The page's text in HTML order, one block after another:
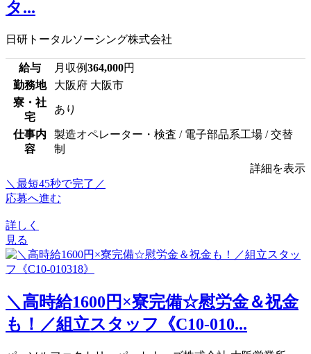
タ...
日研トータルソーシング株式会社
給与 月収例364,000円
勤務地
大阪府 大阪市
寮・社
宅
あり
仕事内
容
製造オペレーター・検査 / 電子部品系工場 / 交替
制
詳細を表示
＼最短45秒で完了／
応募へ進む
詳しく
見る
＼高時給1600円×寮完備☆慰労金＆祝金
も！／組立スタッフ《C10-010...